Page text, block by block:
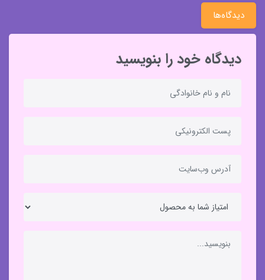
دیدگاه‌ها
دیدگاه خود را بنویسید